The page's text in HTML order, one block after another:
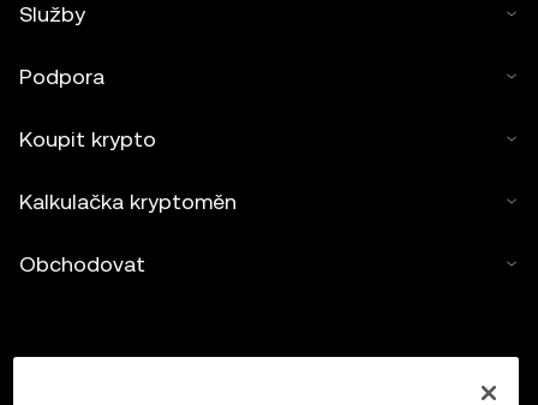
Služby
Podpora
Koupit krypto
Kalkulačka kryptoměn
Obchodovat